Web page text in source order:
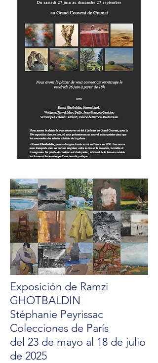
Exposición de Ramzi
GHOTBALDIN
Stéphanie Peyrissac
Colecciones de París
del 23 de mayo al 18 de julio
de 2025